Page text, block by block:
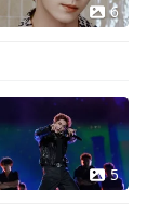
6
5